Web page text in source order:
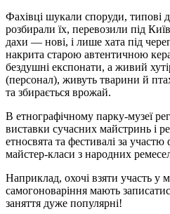
Фахівці шукали споруди, типові
розбирали їх, перевозили під
дахи — нові, і лише хата під
накрита старою автентичною
бездушні експонати, а живий
(персонал), живуть тварини й
та збирається врожай.
В етнографічному парку-музеї
виставки сучасних майстринь і
етносвята та фестивалі за
майстер-класи з народних
Наприклад, охочі взяти участь у
самогоноваріння мають
заняття дуже популярні!